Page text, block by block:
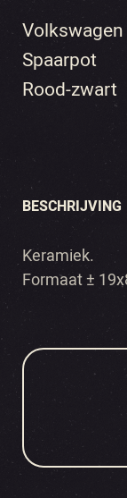
Volkswagen
Spaarpot
Rood-zwart
BESCHRIJVING
Keramiek.
Formaat ±